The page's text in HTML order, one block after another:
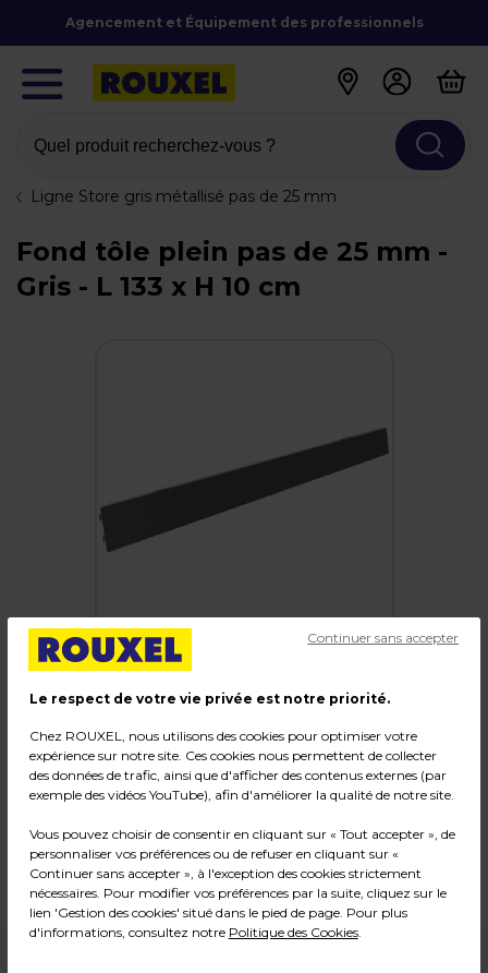
Agencement et Équipement des professionnels
Quel produit recherchez-vous ?
Ligne Store gris métallisé pas de 25 mm
Fond tôle plein pas de 25 mm -
Gris - L 133 x H 10 cm
Fond tôle plein pas de 25 mm
Code :225619
Matière : Tôle ép. 0.6 mm
Dimensions : L 133 x H 10 cm
Poids : 0,91 kg
Le respect de votre vie privée est notre priorité.
Chez ROUXEL, nous utilisons des cookies pour optimiser votre
expérience sur notre site. Ces cookies nous permettent de collecter
des données de trafic, ainsi que d'afficher des contenus externes (par
exemple des vidéos YouTube), afin d'améliorer la qualité de notre site.
Vous pouvez choisir de consentir en cliquant sur « Tout accepter », de
personnaliser vos préférences ou de refuser en cliquant sur «
Continuer sans accepter », à l'exception des cookies strictement
nécessaires. Pour modifier vos préférences par la suite, cliquez sur le
lien 'Gestion des cookies' situé dans le pied de page. Pour plus
d'informations, consultez notre Politique des Cookies.
Continuer sans accepter